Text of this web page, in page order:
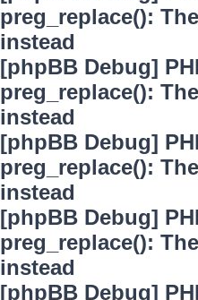
preg_replace():
instead
[phpBB Debug]
preg_replace():
instead
[phpBB Debug]
preg_replace():
instead
[phpBB Debug]
preg_replace():
instead
[phpBB Debug]